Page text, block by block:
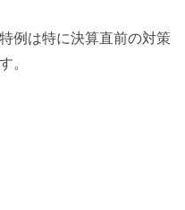
例は特に決算直前の対策
。